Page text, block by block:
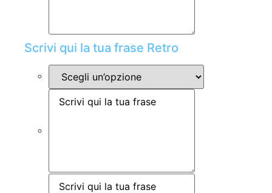
Scrivi qui la tua frase Retro